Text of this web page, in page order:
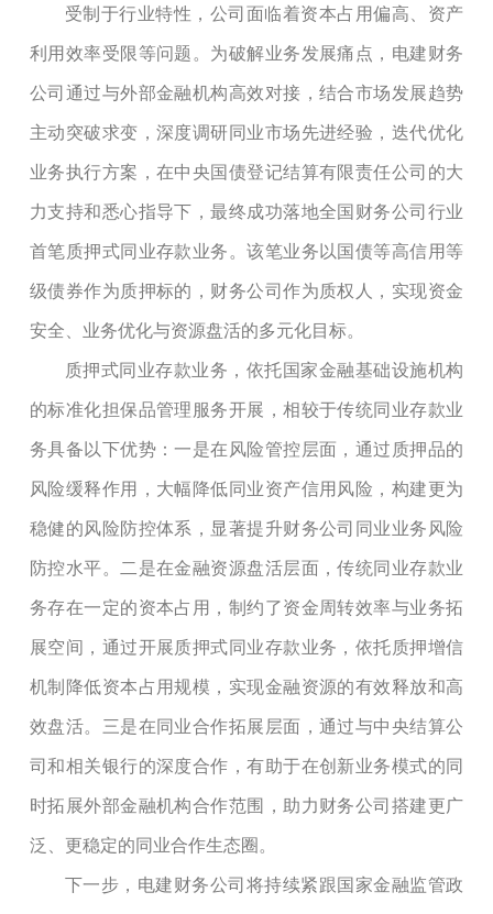
受制于行业特性，公司面临着资本占用偏高、资产
利用效率受限等问题。为破解业务发展痛点，电建财务
公司通过与外部金融机构高效对接，结合市场发展趋势
主动突破求变，深度调研同业市场先进经验，迭代优化
业务执行方案，在中央国债登记结算有限责任公司的大
力支持和悉心指导下，最终成功落地全国财务公司行业
首笔质押式同业存款业务。该笔业务以国债等高信用等
级债券作为质押标的，财务公司作为质权人，实现资金
安全、业务优化与资源盘活的多元化目标。
质押式同业存款业务，依托国家金融基础设施机构
的标准化担保品管理服务开展，相较于传统同业存款业
务具备以下优势：一是在风险管控层面，通过质押品的
风险缓释作用，大幅降低同业资产信用风险，构建更为
稳健的风险防控体系，显著提升财务公司同业业务风险
防控水平。二是在金融资源盘活层面，传统同业存款业
务存在一定的资本占用，制约了资金周转效率与业务拓
展空间，通过开展质押式同业存款业务，依托质押增信
机制降低资本占用规模，实现金融资源的有效释放和高
效盘活。三是在同业合作拓展层面，通过与中央结算公
司和相关银行的深度合作，有助于在创新业务模式的同
时拓展外部金融机构合作范围，助力财务公司搭建更广
泛、更稳定的同业合作生态圈。
下一步，电建财务公司将持续紧跟国家金融监管政